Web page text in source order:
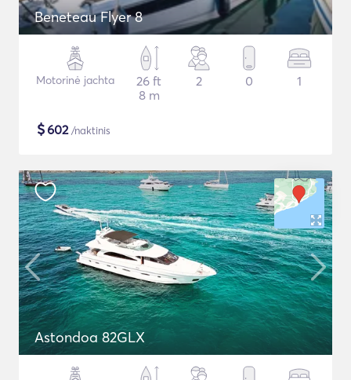
Beneteau Flyer 8
Motorinė jachta
26 ft
8 m
2 0 1
$602/naktinis
Astondoa 82GLX